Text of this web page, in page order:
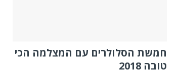
חמשת הסלולרים עם המצלמה הכי
טובה 2018